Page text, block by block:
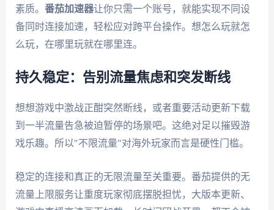
素质。 番茄加速器让你只需一个账号，就能实现不同设
备同时连接加速，轻松应对跨平台操作。想怎么玩就怎
么玩，在哪里玩就在哪里连。
持久稳定：告别流量焦虑和突发断线
想想游戏中激战正酣突然断线，或者重要活动更新下载
到一半流量告急被迫暂停的场景吧。这绝对足以摧毁游
戏乐趣。所以"不限流量"对海外玩家而言是硬性门槛。
稳定的连接和真正的无限流量至关重要。番茄提供的无
流量上限服务让重度玩家彻底摆脱担忧，大版本更新、